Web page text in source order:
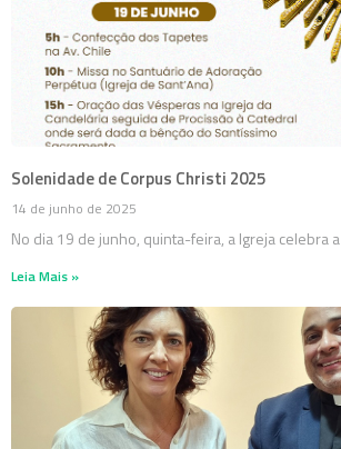
Solenidade de Corpus Christi 2025
14 de junho de 2025
No dia 19 de junho, quinta-feira, a Igreja celebra a
Leia Mais »